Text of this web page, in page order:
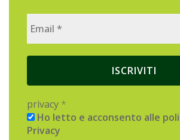
privacy*
Ho letto e acconsento alle